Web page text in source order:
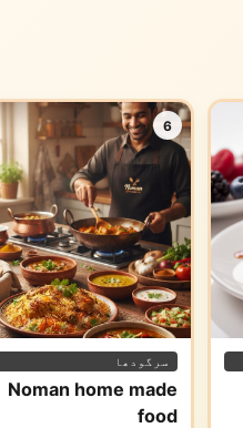
6
سرگودھا
Noman home made
food